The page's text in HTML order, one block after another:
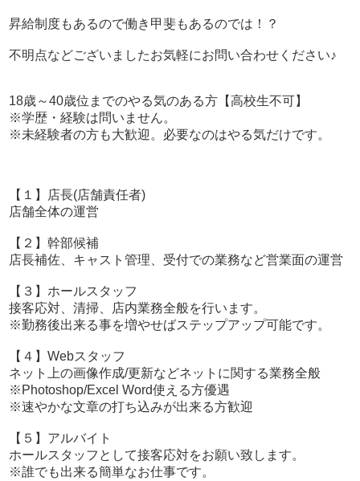
ホールスタッフとして接客応対をお願い致します。
昇給制度もあるので働き甲斐もあるのでは！？
不明点などございましたお気軽にお問い合わせください♪
18歳～40歳位までのやる気のある方【高校生不可】
※学歴・経験は問いません。
※未経験者の方も大歓迎。必要なのはやる気だけです。
【１】店長(店舗責任者)
店舗全体の運営
【２】幹部候補
店長補佐、キャスト管理、受付での業務など営業面の運営
【３】ホールスタッフ
接客応対、清掃、店内業務全般を行います。
※勤務後出来る事を増やせばステップアップ可能です。
【４】Webスタッフ
ネット上の画像作成/更新などネットに関する業務全般
※Photoshop/Excel Word使える方優遇
※速やかな文章の打ち込みが出来る方歓迎
【５】アルバイト
ホールスタッフとして接客応対をお願い致します。
※誰でも出来る簡単なお仕事です。